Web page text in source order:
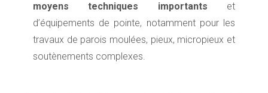
moyens techniques importants et
d’équipements de pointe, notamment pour les
travaux de parois moulées, pieux, micropieux et
soutènements complexes.